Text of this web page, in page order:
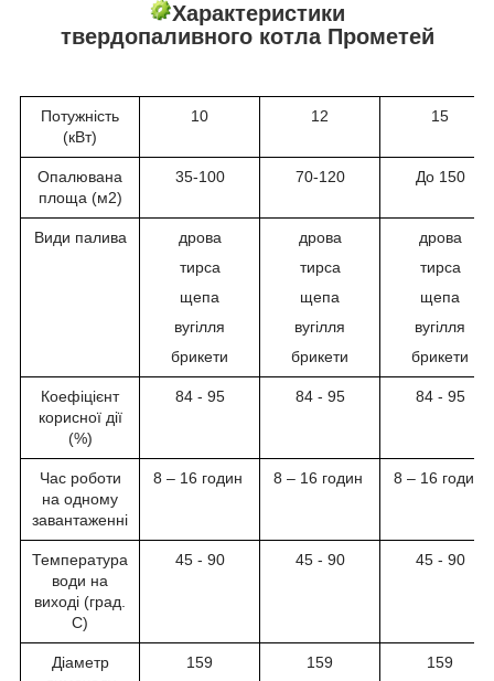
Характеристики
твердопаливного котла Прометей
Потужність
(кВт)
10 12 15
Опалювана
площа (м2)
35-100 70-120 До 150
Види палива
дрова
тирса
щепа
вугілля
брикети
дрова
тирса
щепа
вугілля
брикети
дрова
тирса
щепа
вугілля
брикети
Коефіцієнт
корисної дії
(%)
84 - 95 84 - 95 84 - 95
Час роботи
на одному
завантаженні
8 – 16 годин 8 – 16 годин 8 – 16 годин
Температура
води на
виході (град.
С)
45 - 90 45 - 90 45 - 90
Діаметр
159 159 159